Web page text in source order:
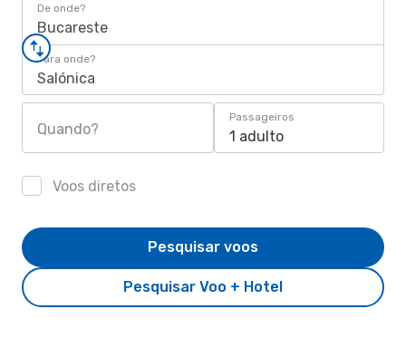
De onde?
Bucareste
Para onde?
Salónica
Quando?
Passageiros
1 adulto
Voos diretos
Pesquisar Voo + Hotel
Pesquisar voos